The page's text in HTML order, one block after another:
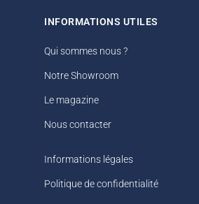
INFORMATIONS UTILES
Qui sommes nous ?
Notre Showroom
Le magazine
Nous contacter
Informations légales
Politique de confidentialité